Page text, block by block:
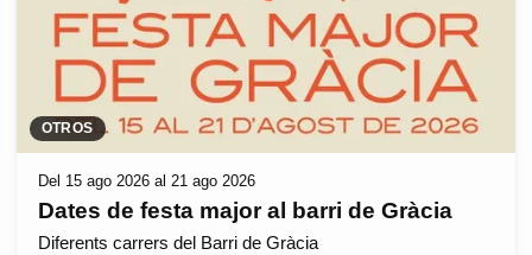
OTROS
Del 15 ago 2026 al 21 ago 2026
Dates de festa major al barri de Gràcia
Diferents carrers del Barri de Gràcia